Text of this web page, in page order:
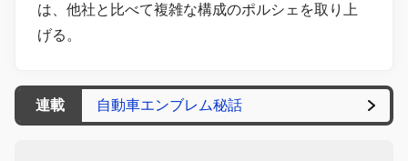
は、他社と比べて複雑な構成のポルシェを取り上
げる。
連載 自動車エンブレム秘話